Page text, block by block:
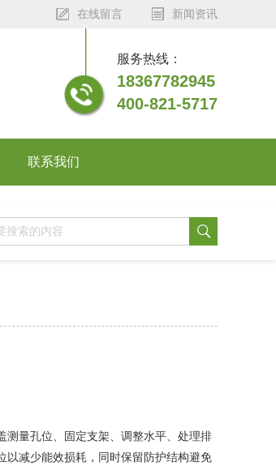
在线留言 新闻资讯
服务热线：
18367782945
400-821-5717
联系我们
测量孔位、固定支架、调整水平、处理排
以减少能效损耗，同时保留防护结构避免